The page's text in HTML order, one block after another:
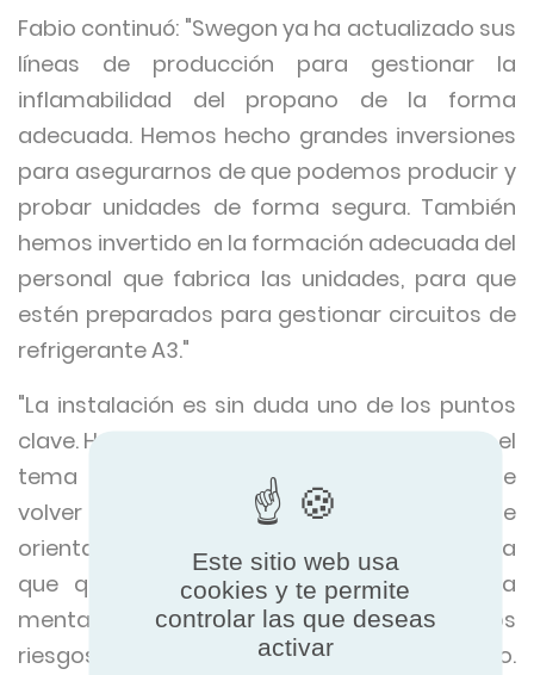
Fabio continuó: "Swegon ya ha actualizado sus
líneas de producción para gestionar la
inflamabilidad del propano de la forma
adecuada. Hemos hecho grandes inversiones
para asegurarnos de que podemos producir y
probar unidades de forma segura. También
hemos invertido en la formación adecuada del
personal que fabrica las unidades, para que
estén preparados para gestionar circuitos de
refrigerante A3."
"La instalación es sin duda uno de los puntos
clave. Hemos optado por no evitar ni ignorar el
tema de la inflamabilidad. No se trata de
volver a escribir el libro de normas, sino de
orientar desde el principio del proceso, para
que quien diseñe el proyecto entre en la
mentalidad correcta y se asegure de que los
riesgos potenciales se evalúan de inmediato.
Este sitio web usa
cookies y te permite
controlar las que deseas
activar